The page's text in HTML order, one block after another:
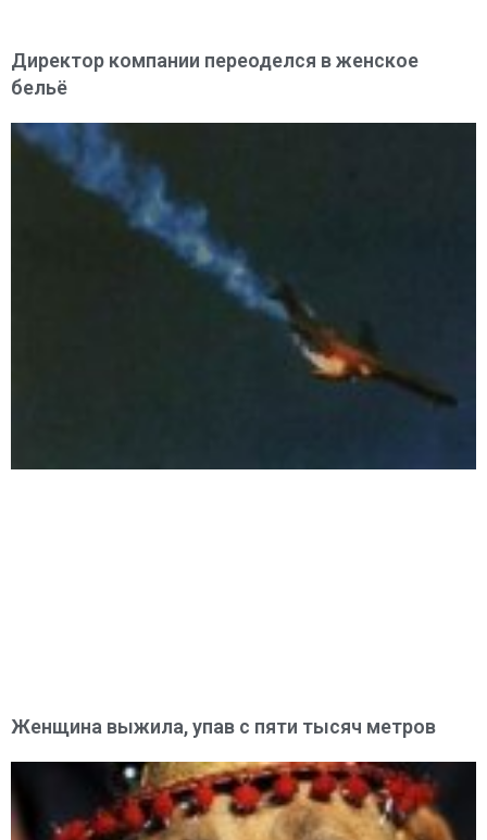
Директор компании переоделся в женское
бельё
Женщина выжила, упав с пяти тысяч метров